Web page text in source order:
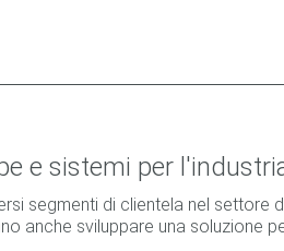
e sistemi per
segmenti di clientela nel
anche sviluppare una